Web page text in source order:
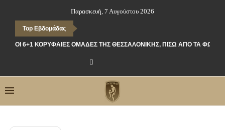
Παρασκευή, 7 Αυγούστου 2026
Top Εβδομάδας
ΟΙ 6+1 ΚΟΡΥΦΑΊΕΣ ΟΜΆΔΕΣ ΤΗΣ ΘΕΣΣΑΛΟΝΊΚΗΣ, ΠΊΣΩ ΑΠΌ ΤΑ ΦΏΤΑ